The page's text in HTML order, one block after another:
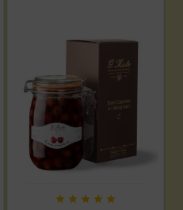
    